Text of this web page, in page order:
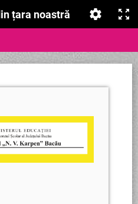
țara noastră